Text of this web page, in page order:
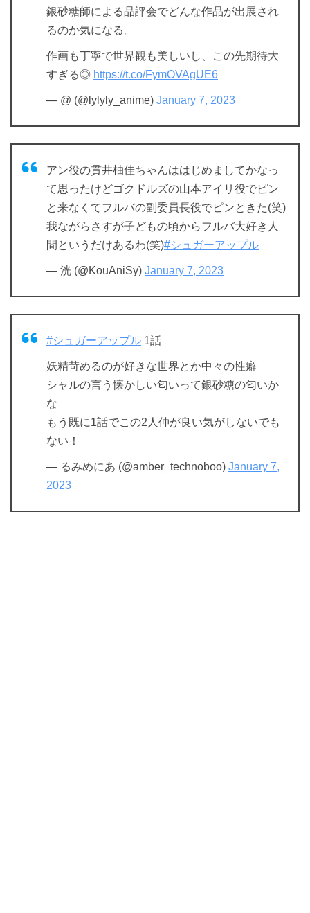
銀砂糖師による品評会でどんな作品が出展され
るのか気になる。
作画も丁寧で世界観も美しいし、この先期待大
すぎる◎ https://t.co/FymOVAgUE6
— @ (@lylyly_anime) January 7, 2023
アン役の貫井柚佳ちゃんははじめましてかなっ
て思ったけどゴクドルズの山本アイリ役でピン
と来なくてフルバの副委員長役でピンときた(笑)
我ながらさすが子どもの頃からフルバ大好き人
間というだけあるわ(笑)#シュガーアップル
— 洸 (@KouAniSy) January 7, 2023
#シュガーアップル 1話
妖精苛めるのが好きな世界とか中々の性癖
シャルの言う懐かしい匂いって銀砂糖の匂いか
な
もう既に1話でこの2人仲が良い気がしないでも
ない！
— るみめにあ (@amber_technoboo) January 7,
2023